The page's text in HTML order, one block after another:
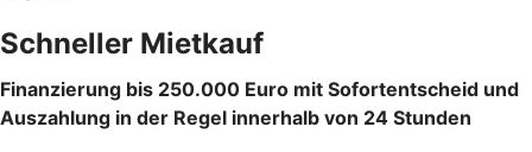
Schneller Mietkauf
Finanzierung bis 250.000 Euro mit Sofortentscheid und
Auszahlung in der Regel innerhalb von 24 Stunden